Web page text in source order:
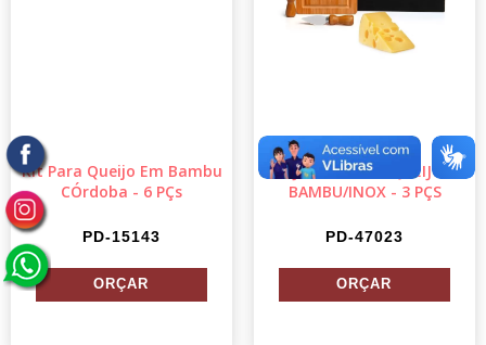
Kit Para Queijo Em Bambu
CÓrdoba - 6 PÇs
PD-15143
CONJUNTO PARA QUEIJO EM
BAMBU/INOX - 3 PÇS
PD-47023